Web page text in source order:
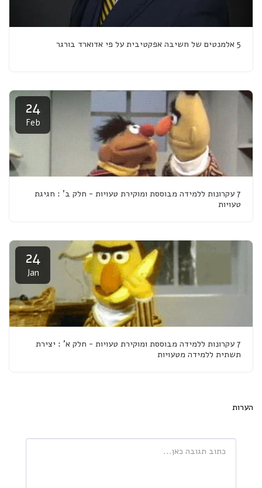
5 אלמנטים של חשיבה אפקטיבית על פי אדוארד בורגר
24
Feb
7 עקרונות ללמידה מבוססת ומוקירת טעויות - חלק ב' : חגיגת
טעויות
24
Jan
7 עקרונות ללמידה מבוססת ומוקירת טעויות - חלק א' : יצירת
תשתית ללמידה מטעויות
הערות